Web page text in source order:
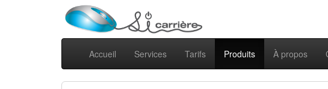
Accueil Services Tarifs Produits À propos